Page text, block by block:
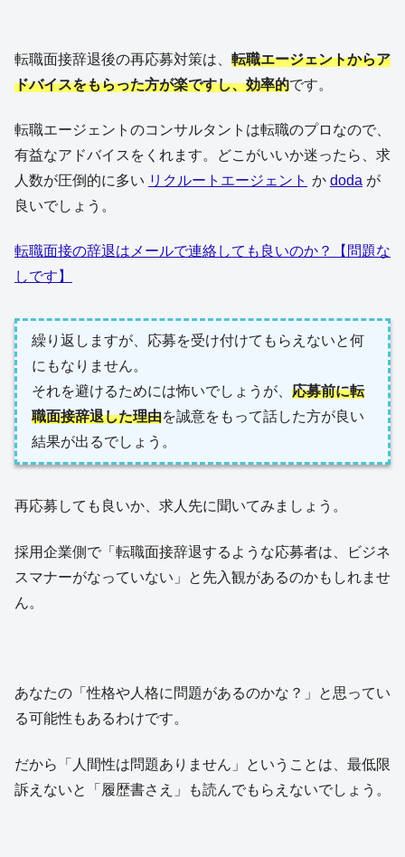
転職面接辞退後の再応募対策は、 転職エージェントからア
ドバイスをもらった方が楽ですし、効率的です。
転職エージェントのコンサルタントは転職のプロなので、
有益なアドバイスをくれます。どこがいいか迷ったら、求
人数が圧倒的に多い リクルートエージェント か doda が
良いでしょう。
転職面接の辞退はメールで連絡しても良いのか？【問題な
しです】
繰り返しますが、応募を受け付けてもらえないと何
にもなりません。
それを避けるためには怖いでしょうが、 応募前に転
職面接辞退した理由を誠意をもって話した方が良い
結果が出るでしょう。
再応募しても良いか、求人先に聞いてみましょう。
採用企業側で「転職面接辞退するような応募者は、ビジネ
スマナーがなっていない」と先入観があるのかもしれませ
ん。
あなたの「性格や人格に問題があるのかな？」と思ってい
る可能性もあるわけです。
だから「人間性は問題ありません」ということは、最低限
訴えないと「履歴書さえ」も読んでもらえないでしょう。